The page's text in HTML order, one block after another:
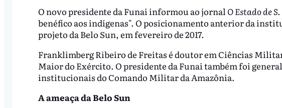
O novo presidente da Funai informou ao jornalO Estado de
benéfico aos indígenas". O posicionamento anterior da
projeto da Belo Sun, em fevereiro de 2017.
Franklimberg Ribeiro de Freitas é doutor em Ciências
Maior do Exército. O presidente da Funai também foi general
institucionais do Comando Militar da Amazônia.
A ameaça da Belo Sun